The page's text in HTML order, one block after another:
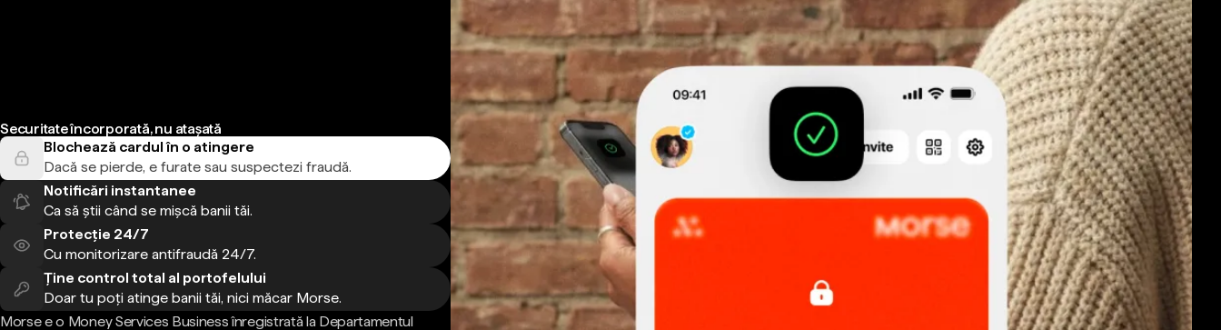
Securitate încorporată, nu atașată
Blochează cardul în o atingere
Dacă se pierde, e furate sau suspectezi fraudă.
Notificări instantanee
Ca să știi când se mișcă banii tăi.
Protecție 24/7
Cu monitorizare antifraudă 24/7.
Ține control total al portofelului
Doar tu poți atinge banii tăi, nici măcar Morse.
Morse e o Money Services Business înregistrată la Departamentul